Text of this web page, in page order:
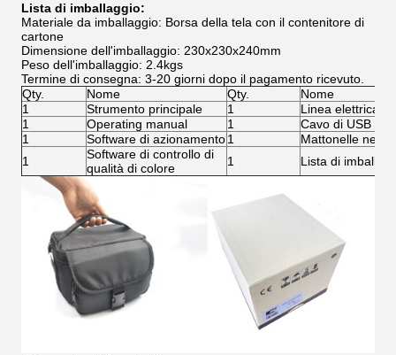
Lista di imballaggio:
Materiale da imballaggio: Borsa della tela con il contenitore di
cartone
Dimensione dell'imballaggio: 230x230x240mm
Peso dell'imballaggio: 2.4kgs
Termine di consegna: 3-20 giorni dopo il pagamento ricevuto.
Qty.
Nome Qty.
Nome
1
Strumento principale 1
Linea elettrica
1
Operating manual 1
Cavo di USB
1
Software di azionamento1
Mattonelle
1
Software di controllo di
qualità di colore
1 Lista di